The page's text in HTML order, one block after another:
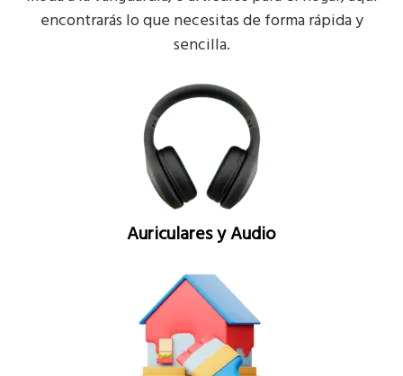
encontrarás lo que necesitas de forma rápida y
sencilla.
Auriculares y Audio